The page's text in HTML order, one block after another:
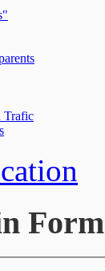
Trafic
Form